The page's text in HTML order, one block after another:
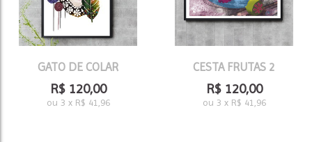
GATO DE COLAR
R$ 120,00
ou 3 x R$ 41,96
CESTA FRUTAS 2
R$ 120,00
ou 3 x R$ 41,96